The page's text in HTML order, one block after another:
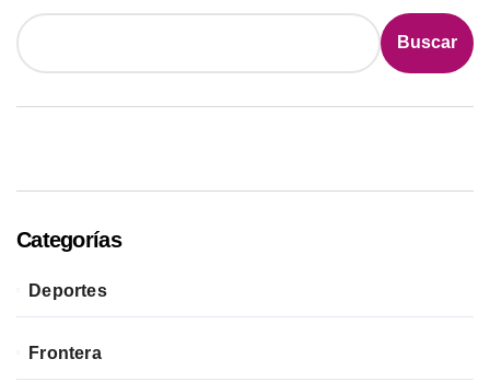
Buscar
Categorías
Deportes
Frontera